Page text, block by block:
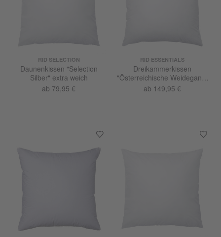
RID SELECTION
Daunenkissen "Selection
Silber" extra weich
ab 79,95 €
RID ESSENTIALS
Dreikammerkissen
"Österreichische Weidegans"
medium
ab 149,95 €